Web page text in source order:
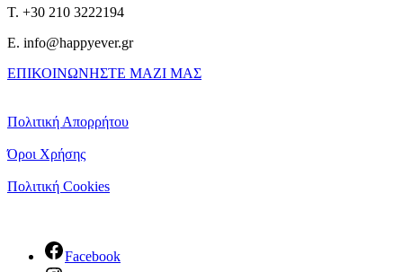
T. +30 210 3222194
E. info@happyever.gr
ΕΠΙΚΟΙΝΩΝΗΣΤΕ ΜΑΖΙ ΜΑΣ
Πολιτική Απορρήτου
Όροι Χρήσης
Πολιτική Cookies
Facebook